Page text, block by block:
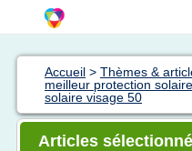
Accueil > Thèmes &
meilleur protection
solaire visage 50
Articles